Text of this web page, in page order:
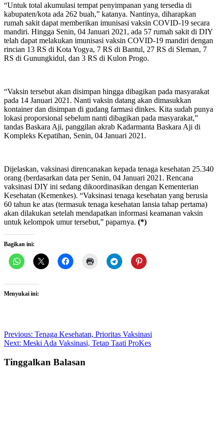
“Untuk total akumulasi tempat penyimpanan yang tersedia di
kabupaten/kota ada 262 buah,” katanya. Nantinya, diharapkan
rumah sakit dapat memberikan imunisasi vaksin COVID-19 secara
mandiri. Hingga Senin, 04 Januari 2021, ada 57 rumah sakit di DIY
telah dapat melakukan imunisasi vaksin COVID-19 mandiri dengan
rincian 13 RS di Kota Yogya, 7 RS di Bantul, 27 RS di Sleman, 7
RS di Gunungkidul, dan 3 RS di Kulon Progo.
“Vaksin tersebut akan disimpan hingga dibagikan pada masyarakat
pada 14 Januari 2021. Nanti vaksin datang akan dimasukkan
kontainer dan disimpan di gudang farmasi dinkes. Kita sudah punya
lokasi proporsional sebelum nanti dibagikan pada masyarakat,”
tandas Baskara Aji, panggilan akrab Kadarmanta Baskara Aji di
Kompleks Kepatihan, Senin, 04 Januari 2021.
Dijelaskan, vaksinasi direncanakan kepada tenaga kesehatan 25.340
orang (berdasarkan data per Senin, 04 Januari 2021. Rencana
vaksinasi DIY ini sedang dikoordinasikan dengan Kementerian
Kesehatan (Kemenkes). “Vaksinasi tenaga kesehatan yang berusia
60 tahun ke atas (termasuk tenaga kesehatan lansia tahap pertama)
akan dilakukan setelah mendapatkan informasi keamanan vaksin
untuk kelompok umur tersebut,” paparnya. (*)
Bagikan ini:
Menyukai ini:
Post
navigation
Previous: Tenaga Kesehatan, Prioritas Vaksinasi
Next: Meski Ada Vaksinasi, Tetap Taati ProKes
Tinggalkan Balasan